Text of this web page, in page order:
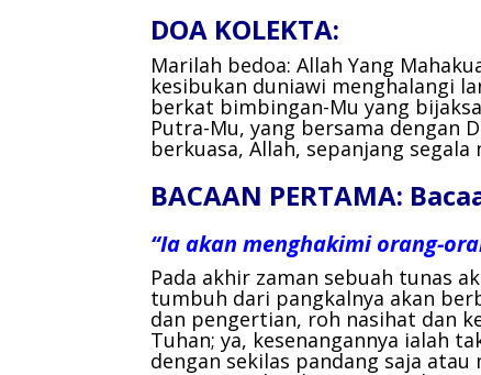
DOA KOLEKTA:
Marilah bedoa: Allah Yang
kesibukan duniawi menghalangi
berkat bimbingan-Mu yang
Putra-Mu, yang bersama dengan
berkuasa, Allah, sepanjang segala
BACAAN PERTAMA:
“Ia akan menghakimi orang-
Pada akhir zaman sebuah tunas
tumbuh dari pangkalnya akan
dan pengertian, roh nasihat dan
Tuhan; ya, kesenangannya ialah
dengan sekilas pandang saja